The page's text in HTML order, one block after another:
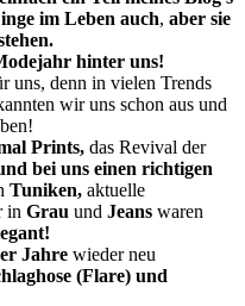
im Leben auch, aber sie
hinter uns!
uns, denn in vielen Trends
wir uns schon aus und
Prints, das Revival der
bei uns einen richtigen
Tuniken, aktuelle
in Grau und Jeans waren
Jahre wieder neu
(Flare) und